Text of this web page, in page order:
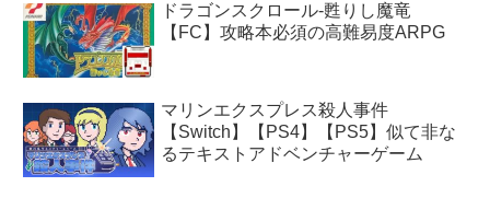
ドラゴンスクロール-甦りし魔竜
【FC】攻略本必須の高難易度ARPG
マリンエクスプレス殺人事件
【Switch】【PS4】【PS5】似て非な
るテキストアドベンチャーゲーム